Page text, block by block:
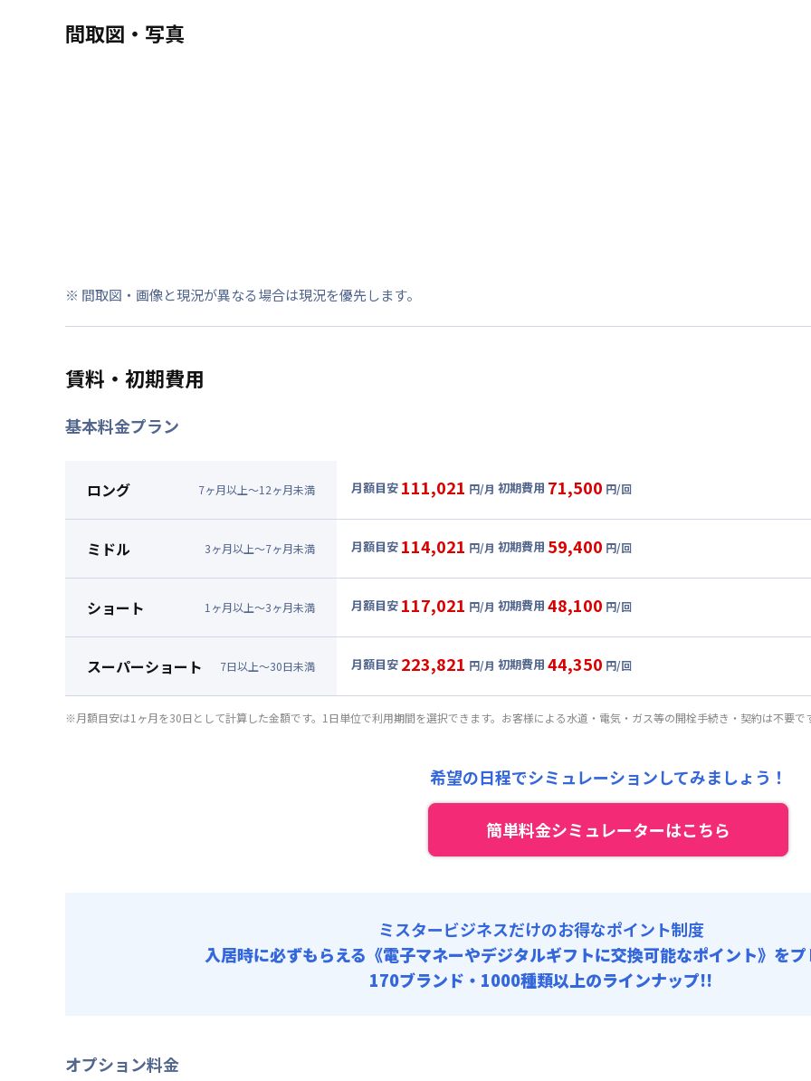
間取図・写真
※ 間取図・画像と現況が異なる場合は現況を優先します。
賃料・初期費用
基本料金プラン
ロング 7ヶ月以上～12ヶ月未満 月額目安 111,021 円/月 初期費用 71,500 円/回
72,000円/月 (2,400円/日)
光熱費他 : 19,110円/月 (637円/日) (税抜)
清掃料他 : 47,500円/回 (税抜)
その他費用 :
初期費用
補償保険負担金 : 9,350円/回
契約事務手数料 : 9,000円/回 (税抜)
ミドル 3ヶ月以上～7ヶ月未満 月額目安 114,021 円/月 初期費用 59,400 円/回
75,000円/月 (2,500円/日)
光熱費他 : 19,110円/月 (637円/日) (税抜)
清掃料他 : 36,500円/回 (税抜)
その他費用 :
管理費: 18,000円/月 (600円/日)
契約事務手数料 : 9,000円/回 (税抜)
ショート 1 ヶ月以上～3ヶ月未満 月額目安 117,021 円/月 初期費用 48,100 円/回
78,000円/月 (2,600円/日)
光熱費他 : 19,110円/月 (637円/日) (税抜)
清掃料他 : 26,227円/回 (税抜)
18,000円/月 (600円/日)
補償保険負担金 : 9,350円/回
契約事務手数料 : 9,000円/回 (税抜)
スーパーショート 7日以上～30日未満 月額目安 223,821 円/月 初期費用 44,350 円/回
月額賃料目安(30日利用)
22,818円/回 (税抜)
18,000円/月 (600円/日)
※月額目安は1ヶ月を30日として計算した金額です。1日単位で利用期間を選択できます。お客様による水道・電気・ガス等の開栓手続き・契約は不要で
希望の日程でシミュレーションしてみましょう！
簡単料金シミュレーターはこちら
ミスタービジネスだけのお得なポイント制度
入居時に必ずもらえる 《電子マネーやデジタルギフトに交換可能なポイント》を
170ブランド・1000種類以上のラインナップ!!
オプション料金